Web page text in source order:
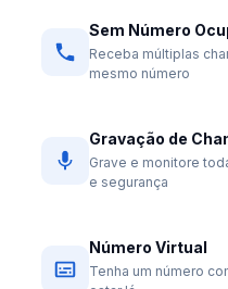
Sem Número
Receba múltiplas
mesmo número
Gravação de
Grave e monitore
e segurança
Número Virtual
Tenha um número